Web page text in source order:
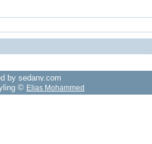
by sedany.com
© Elias Mohammed